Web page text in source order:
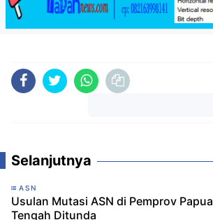
Selanjutnya
ASN
Usulan Mutasi ASN di Pemprov Papua
Tengah Ditunda